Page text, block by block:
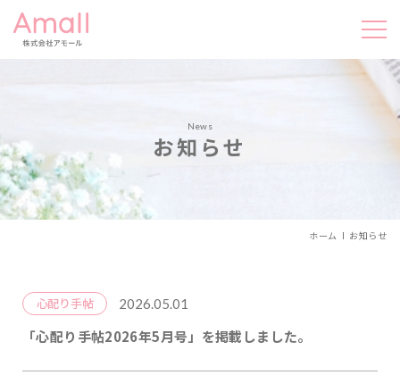
News
お知らせ
ホーム お知らせ
心配り手帖 2026.05.01
「心配り手帖2026年5月号」を掲載しました。